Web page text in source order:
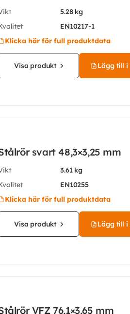
5.28 kg
EN10217-1
Klicka här för full produktdata
Visa produkt Lägg till
svart 48,3×3,25 mm
3.61 kg
EN10255
Klicka här för full produktdata
Visa produkt Lägg till
VFZ 76,1×3,65 mm